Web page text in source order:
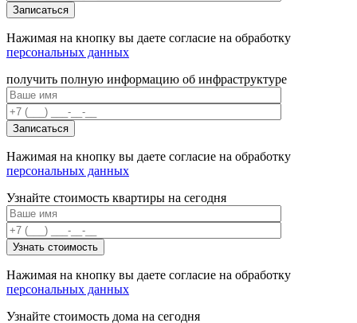
Нажимая на кнопку вы даете согласие на обработку
персональных данных
получить полную информацию об инфраструктуре
Нажимая на кнопку вы даете согласие на обработку
персональных данных
Узнайте стоимость квартиры на сегодня
Нажимая на кнопку вы даете согласие на обработку
персональных данных
Узнайте стоимость дома на сегодня